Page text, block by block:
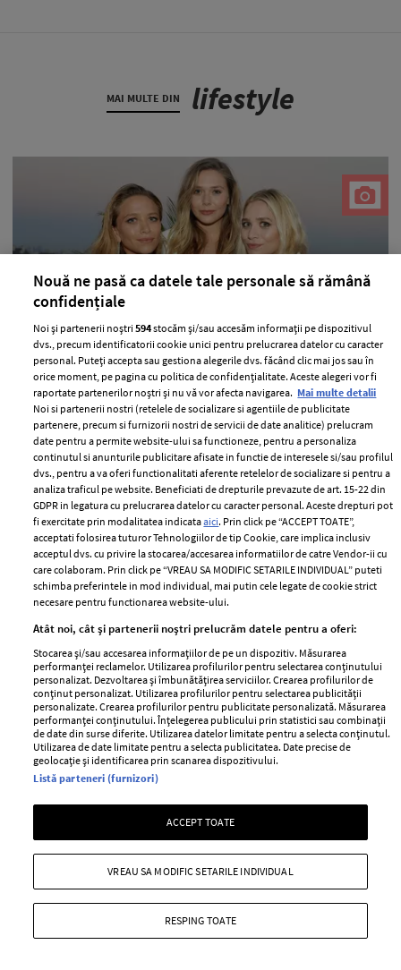
MAI MULTE DIN lifestyle
Vedete care au vorbit deschis despre
presiunea de a trăi în umbra rudelor
faimoase
LIFESTYLE 04 august 2026
Aceste celebrități au dezvăluit cum au gestionat
presiunea de a crește în umbra fraților și surorilor care
au parte de notorietate.
+ MAI MULTE
găsiți motivația pentru a le îndeplini?
Cum gratitudinea ar putea fi o soluție
04 august 2026
Motivația dispare nu pentru că aveți motive solide care
să o anuleze, ci pentru că ați uitat să priviți cu
Nouă ne pasă ca datele tale personale să rămână
confidențiale
Noi și partenerii noștri594stocăm și/sau accesăm informații pe dispozitivul
dvs., precum identificatorii cookie unici pentru prelucrarea datelor cu caracter
personal. Puteți accepta sau gestiona alegerile dvs. făcând clic mai jos sau în
orice moment, pe pagina cu politica de confidențialitate. Aceste alegeri vor fi
raportate partenerilor noștri și nu vă vor afecta navigarea. Mai multe detalii
Noi si partenerii nostri (retelele de socializare si agentiile de publicitate
partenere, precum si furnizorii nostri de servicii de date analitice) prelucram
date pentru a permite website-ului sa functioneze, pentru a personaliza
continutul si anunturile publicitare afisate in functie de interesele si/sau profilul
dvs., pentru a va oferi functionalitati aferente retelelor de socializare si pentru a
analiza traficul pe website. Beneficiati de drepturile prevazute de art. 15-22 din
GDPR in legatura cu prelucrarea datelor cu caracter personal. Aceste drepturi pot
fi exercitate prin modalitatea indicataaici. Prin click pe “ACCEPT TOATE”,
acceptati folosirea tuturor Tehnologiilor de tip Cookie, care implica inclusiv
acceptul dvs. cu privire la stocarea/accesarea informatiilor de catre Vendor-ii cu
care colaboram. Prin click pe “VREAU SA MODIFIC SETARILE INDIVIDUAL” puteti
schimba preferintele in mod individual, mai putin cele legate de cookie strict
necesare pentru functionarea website-ului.
Atât noi, cât și partenerii noștri prelucrăm datele pentru a oferi:
Stocarea și/sau accesarea informațiilor de pe un dispozitiv. Măsurarea
performanței reclamelor. Utilizarea profilurilor pentru selectarea conținutului
personalizat. Dezvoltarea și îmbunătățirea serviciilor. Crearea profilurilor de
conținut personalizat. Utilizarea profilurilor pentru selectarea publicității
personalizate. Crearea profilurilor pentru publicitate personalizată. Măsurarea
performanței conținutului. Înțelegerea publicului prin statistici sau combinații
de date din surse diferite. Utilizarea datelor limitate pentru a selecta conținutul.
Utilizarea de date limitate pentru a selecta publicitatea. Date precise de
geolocație și identificarea prin scanarea dispozitivului.
Listă parteneri (furnizori)
ACCEPT TOATE
RESPING TOATE
VREAU SA MODIFIC SETARILE INDIVIDUAL